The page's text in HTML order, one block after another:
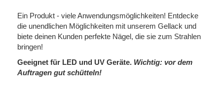
Ein Produkt - viele Anwendungsmöglichkeiten! Entdecke
die unendlichen Möglichkeiten mit unserem Gellack und
biete deinen Kunden perfekte Nägel, die sie zum Strahlen
bringen!
Geeignet für LED und UV Geräte. Wichtig: vor dem
Auftragen gut schütteln!